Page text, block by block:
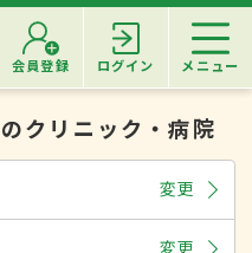
会員登録 ログイン メニュー
のクリニック・病院
変更
変更